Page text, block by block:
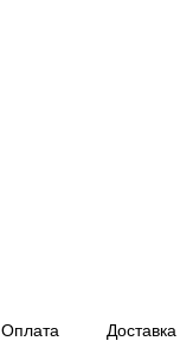
Оплата Доставка